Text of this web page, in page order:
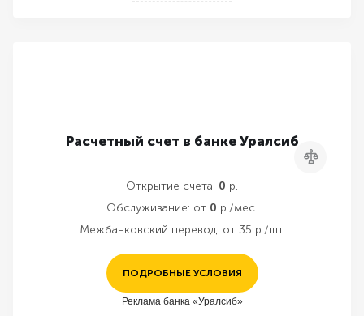
Расчетный счет в банке Уралсиб
Сравнить
Открытие счета: 0 р.
Обслуживание: от 0 р./мес.
Межбанковский перевод: от 35 р./шт.
ПОДРОБНЫЕ УСЛОВИЯ
Реклама банка «Уралсиб»